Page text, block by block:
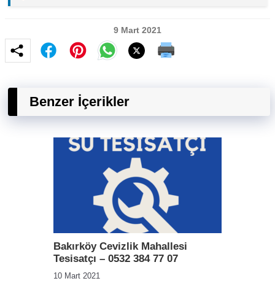
9 Mart 2021
Benzer İçerikler
Bakırköy Cevizlik Mahallesi
Tesisatçı – 0532 384 77 07
10 Mart 2021